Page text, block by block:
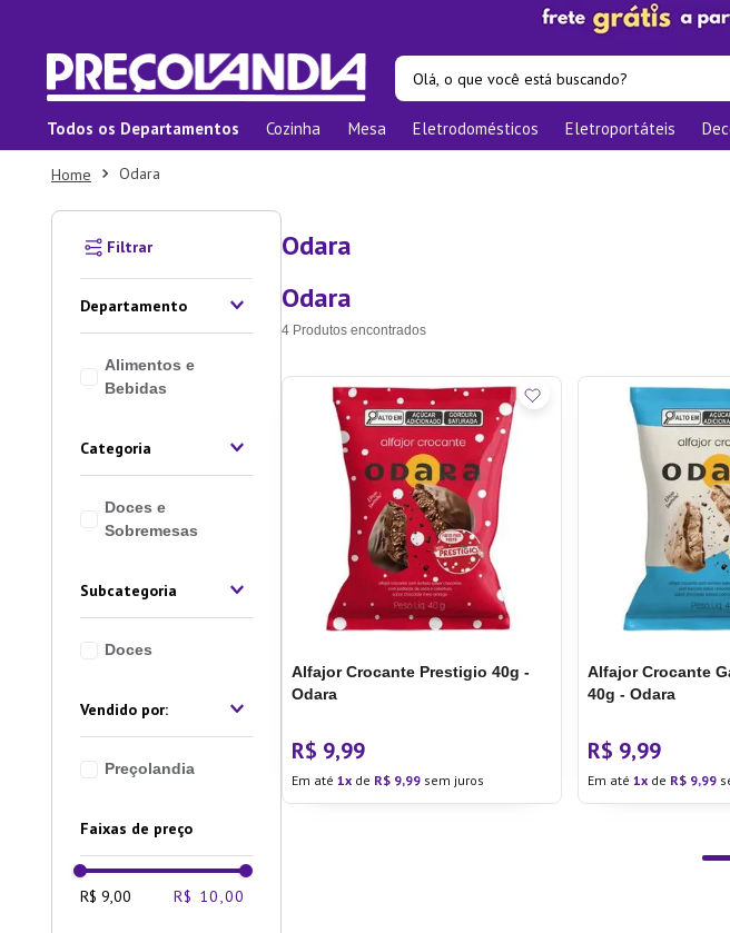
Olá, o que você está buscando?
Todos os Departamentos Cozinha Mesa Eletrodomésticos Eletroportáteis
Odara
Departamento
Alimentos e
Bebidas
Categoria
Doces e
Sobremesas
Subcategoria
Doces
Preçolandia
Faixas de preço
R$ 9,00 R$ 10,00
Odara
Odara
4 Produtos
Alfajor Crocante Prestigio 40g -
Odara
R$ 9,99
Em até 1 de R$ 9,99sem juros
Alfajor Crocante
40g - Odara
R$ 9,99
Em até 1 de R$ 9,99
Termos mais buscados
5º
7º
Aparelho Jantar
8º
Xicara
9º
Tapete
10º Lixeira